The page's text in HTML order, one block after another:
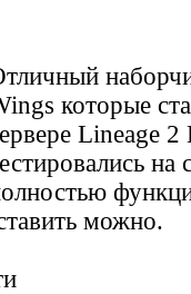
которые
Lineage
можно.